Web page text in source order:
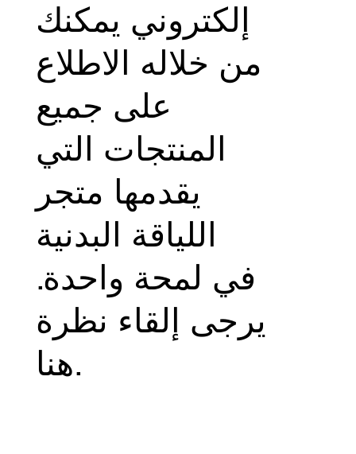
إلكتروني يمكنك
من خلاله الاطلاع
على جميع
المنتجات التي
يقدمها متجر
اللياقة البدنية
في لمحة واحدة.
يرجى إلقاء نظرة
هنا.